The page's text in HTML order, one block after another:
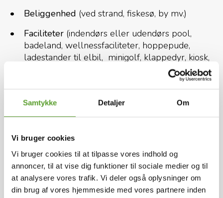
Samtykke Detaljer Om
Vi bruger cookies
Vi bruger cookies til at tilpasse vores indhold og
annoncer, til at vise dig funktioner til sociale medier og til
at analysere vores trafik. Vi deler også oplysninger om
din brug af vores hjemmeside med vores partnere inden
Beliggenhed (ved strand, fiskesø, by mv.)
Faciliteter (indendørs eller udendørs pool,
badeland, wellnessfaciliteter, hoppepude,
ladestander til elbil, minigolf, klappedyr, kiosk,
restaurant, udlejning af cykler, kano eller kajak
Overnatningstype
(glampingtelt, safaritelt,
hytte eller plads til egen campingvogn,
Filtrene gør det nemt at finde de bedste
campingpladser i Danmark til dit behov.
Kort over campingpladser i Danmark
Vælg "vis på kort" funktionen her på hjemmesiden